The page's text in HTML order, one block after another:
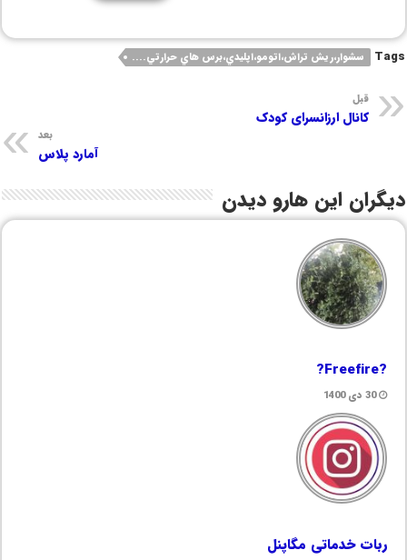
Tags سشوار،ريش تراش،اتومو،اپليدي،برس هاي حرارتي....
قبل
کانال ارزانسرای کودک
بعد
آمارد پلاس
دیگران این هارو دیدن
?Freefire?
30 دی 1400
ربات خدماتی مگاپنل